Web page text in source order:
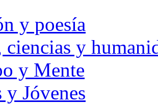
y poesía
ciencias y
y Mente
Jóvenes